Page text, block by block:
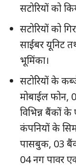
सटोरियों को
सटोरियों को
साईबर यूनिट
भूमिंका।
सटोरियों के
मोबाईल फोन,
विभिन्न बैंकों के
कंपनियों के
पासबुक, 03
04 नग पावर